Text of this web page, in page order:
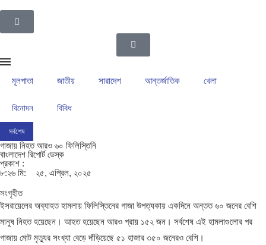
মূলপাতা জাতীয় সারাদেশ আন্তর্জাতিক খেলা
বিনোদন বিবিধ
সর্বশেষ
গাজায় নিহত আরও ৬০ ফিলিস্তিনি
বাংলাদেশ রিপোর্ট ডেস্ক
প্রকাশ :
৮:২৬ মি:
২৫, এপ্রিল, ২০২৫
সংগৃহীত
ইসরায়েলের অব্যাহত হামলায় ফিলিস্তিনের গাজা উপত্যকায় একদিনে অন্তত ৬০ জনের বেশি
মানুষ নিহত হয়েছেন। আহত হয়েছেন আরও প্রায় ১৫২ জন। সর্বশেষ এই হামলাগুলোর পর
গাজায় মোট মৃত্যুর সংখ্যা বেড়ে দাঁড়িয়েছে ৫১ হাজার ৩৫০ জনেরও বেশি।